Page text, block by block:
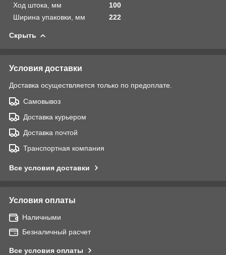
Ход штока, мм
100
Ширина упаковки, мм
222
Скрыть
Условия доставки
Доставка осуществляется только по предоплате.
Самовывоз
Доставка курьером
Доставка почтой
Транспортная компания
Все условия доставки
Условия оплаты
Наличными
Безналичный расчет
Все условия оплаты